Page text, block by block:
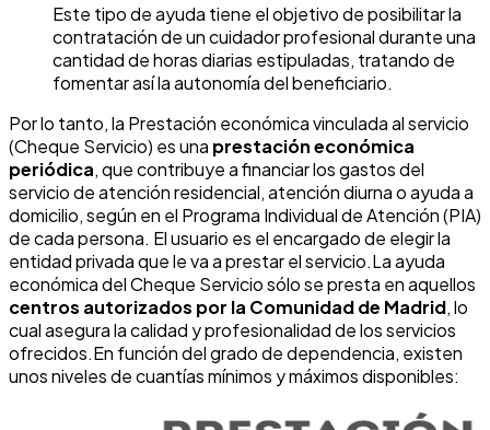
Este tipo de ayuda tiene el objetivo de posibilitar la
contratación de un cuidador profesional durante una
cantidad de horas diarias estipuladas, tratando de
fomentar así la autonomía del beneficiario.
Por lo tanto, la Prestación económica vinculada al servicio
(Cheque Servicio) es una prestación económica
periódica, que contribuye a financiar los gastos del
servicio de atención residencial, atención diurna o ayuda a
domicilio, según en el Programa Individual de Atención (PIA)
de cada persona. El usuario es el encargado de elegir la
entidad privada que le va a prestar el servicio.La ayuda
económica del Cheque Servicio sólo se presta en aquellos
centros autorizados por la Comunidad de Madrid, lo
cual asegura la calidad y profesionalidad de los servicios
ofrecidos.En función del grado de dependencia, existen
unos niveles de cuantías mínimos y máximos disponibles: